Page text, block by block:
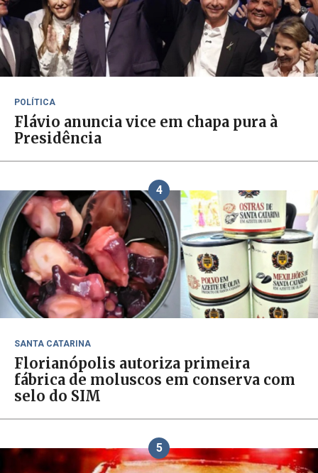
POLÍTICA
Flávio anuncia vice em chapa pura à
Presidência
4
SANTA CATARINA
Florianópolis autoriza primeira
fábrica de moluscos em conserva com
selo do SIM
5